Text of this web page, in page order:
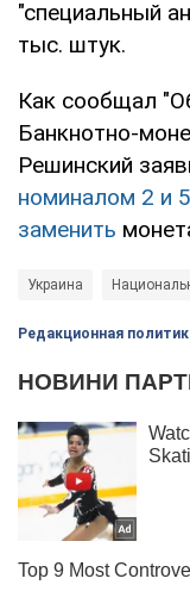
"специальный
тыс. штук.
Как сообщал
Банкнотно-
Решинский
номиналом 2 и
заменить
Украина
Редакционная